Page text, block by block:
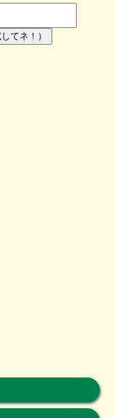
てネ！）